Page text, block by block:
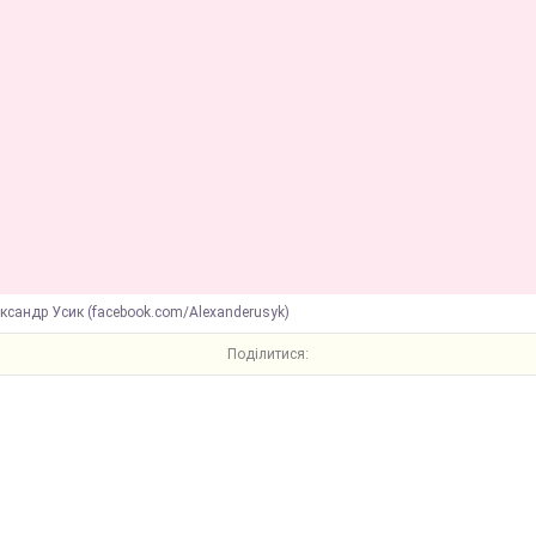
Усик (facebook.com/Alexanderusyk)
Поділитися: